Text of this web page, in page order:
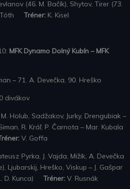
(46. M. Bačík), Shytov, Tirer (73.
Tóth Tréner: K. Kisel
MFK Dynamo Dolný Kubín – MFK
– 71. A. Devečka, 90. Hreško
divákov
Holub, Sadžakov, Jurky, Drengubiak –
R. Kráľ, P. Čarnota – Mar. Kubala
V. Goffa
Pyrka, J. Vajda, Mižík, A. Devečka
Ljubarskij, Hreško, Viskup – J. Gašpar
D. Kunca) Tréner: V. Rusnák